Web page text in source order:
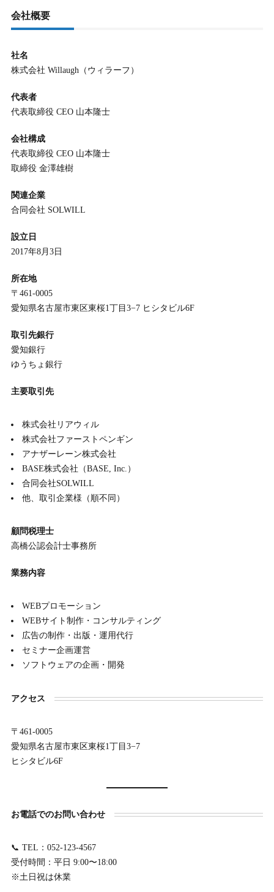
会社概要
社名
株式会社 Willaugh（ウィラーフ）
代表者
代表取締役 CEO 山本隆士
会社構成
代表取締役 CEO 山本隆士
取締役 金澤雄樹
関連企業
合同会社 SOLWILL
設立日
2017年8月3日
所在地
〒461-0005
愛知県名古屋市東区東桜1丁目3−7 ヒシタビル6F
取引先銀行
愛知銀行
ゆうちょ銀行
主要取引先
株式会社リアウィル
株式会社ファーストペンギン
アナザーレーン株式会社
BASE株式会社（BASE, Inc.）
合同会社SOLWILL
他、取引企業様（順不同）
顧問税理士
高橋公認会計士事務所
業務内容
WEBプロモーション
WEBサイト制作・コンサルティング
広告の制作・出版・運用代行
セミナー企画運営
ソフトウェアの企画・開発
アクセス
〒461-0005
愛知県名古屋市東区東桜1丁目3−7
ヒシタビル6F
お電話でのお問い合わせ
📞 TEL：052-123-4567
受付時間：平日 9:00〜18:00
※土日祝は休業